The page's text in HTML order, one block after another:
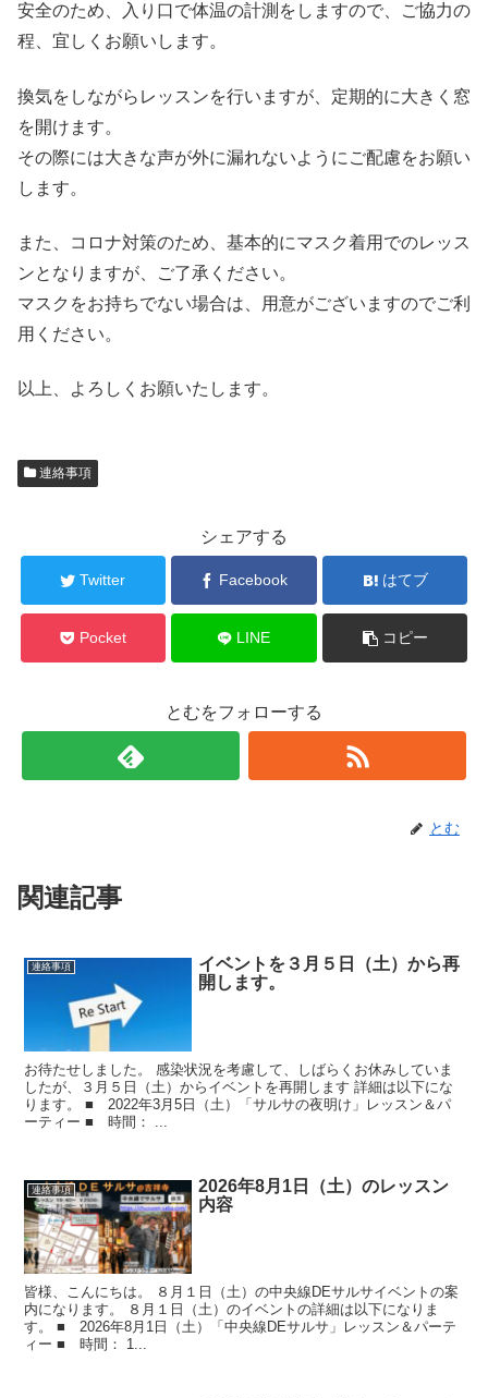
安全のため、入り口で体温の計測をしますので、ご協力の
程、宜しくお願いします。
換気をしながらレッスンを行いますが、定期的に大きく窓
を開けます。
その際には大きな声が外に漏れないようにご配慮をお願い
します。
また、コロナ対策のため、基本的にマスク着用でのレッス
ンとなりますが、ご了承ください。
マスクをお持ちでない場合は、用意がございますのでご利
用ください。
以上、よろしくお願いたします。
連絡事項
シェアする
Twitter Facebook はてブ
Pocket LINE コピー
とむをフォローする
とむ
関連記事
連絡事項
イベントを３月５日（土）から再
開します。
お待たせしました。 感染状況を考慮して、しばらくお休みしていま
したが、３月５日（土）からイベントを再開します 詳細は以下にな
ります。 ■ 2022年3月5日（土）「サルサの夜明け」レッスン＆パ
ーティー ■ 時間： ...
連絡事項
2026年8月1日（土）のレッスン
内容
皆様、こんにちは。 ８月１日（土）の中央線DEサルサイベントの案
内になります。 ８月１日（土）のイベントの詳細は以下になりま
す。 ■ 2026年8月1日（土）「中央線DEサルサ」レッスン＆パーテ
ィー ■ 時間： 1...